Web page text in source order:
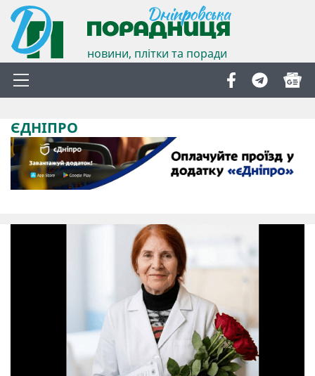
новини, плітки та поради
ЄДНІПРО